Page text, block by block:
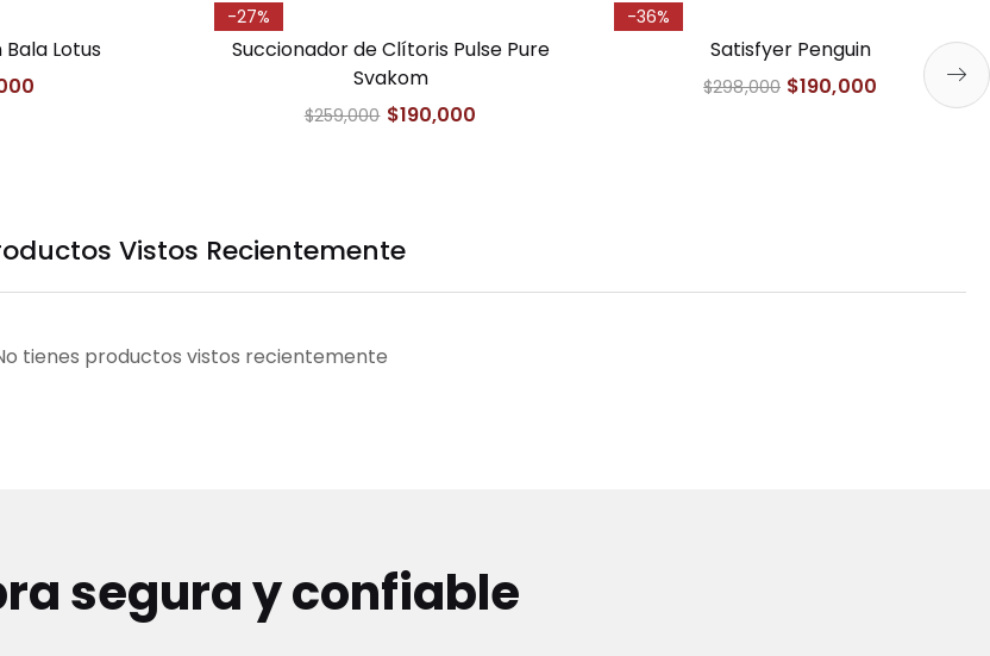
Lotus
-27%
Succionador de Clítoris Pulse Pure
Svakom
$259,000 $190,000
-36%
Satisfyer Penguin
$298,000 $190,000
Vistos Recientemente
tienes productos vistos recientemente
segura y confiable